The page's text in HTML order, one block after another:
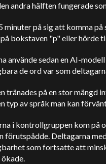
andra hälften fungerade
minuter på sig att komma
bokstaven "p" eller hörde
använde sedan en AI-
de ord var som
tränades på en stor mängd
typ av språk man kan
i kontrollgruppen kom på
förutspådde. Deltagarna
som fortsatte att